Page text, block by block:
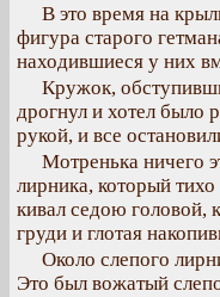
В это время на
фигура старого
находившиеся у них
Кружок,
дрогнул и хотел было
рукой, и все
Мотренька ничего
лирника, который
кивал седою головой,
груди и глотая
Около слепого
Это был вожатый